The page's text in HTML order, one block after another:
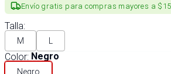
Envío gratis para compras mayores a
Talla:
M L
Color: Negro
Negro